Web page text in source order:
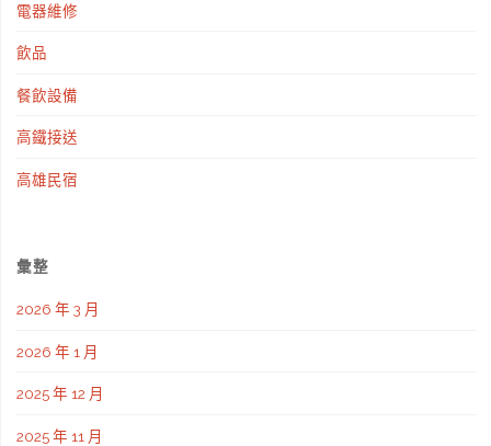
電器維修
飲品
餐飲設備
高鐵接送
高雄民宿
彙整
2026 年 3 月
2026 年 1 月
2025 年 12 月
2025 年 11 月